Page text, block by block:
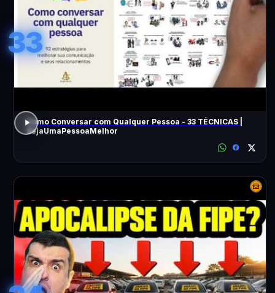
33
Como Conversar com Qualquer Pessoa - 33 TÉCNICAS |
SejaUmaPessoaMelhor